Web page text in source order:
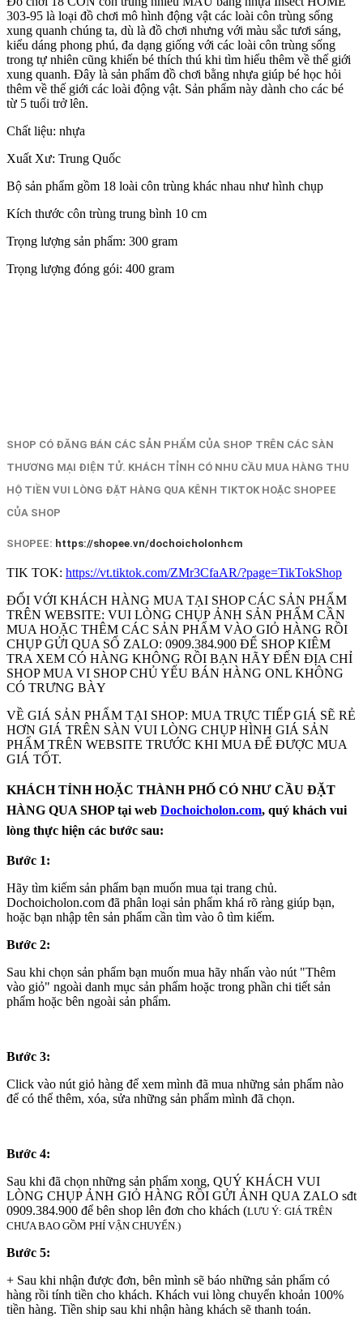
303-95 là loại đồ chơi mô hình động vật các loài côn trùng sống
xung quanh chúng ta, dù là đồ chơi nhưng với màu sắc tươi sáng,
kiểu dáng phong phú, đa dạng giống với các loài côn trùng sống
trong tự nhiên cũng khiến bé thích thú khi tìm hiểu thêm về thế giới
xung quanh. Đây là sản phẩm đồ chơi bằng nhựa giúp bé học hỏi
thêm về thế giới các loài động vật. Sản phẩm này dành cho các bé
từ 5 tuổi trở lên.
Chất liệu: nhựa
Xuất Xư: Trung Quốc
Bộ sản phẩm gồm 18 loài côn trùng khác nhau như hình chụp
Kích thước côn trùng trung bình 10 cm
Trọng lượng sản phẩm: 300 gram
Trọng lượng đóng gói: 400 gram
SHOP CÓ ĐĂNG BÁN CÁC SẢN PHẨM CỦA SHOP TRÊN CÁC SÀN
THƯƠNG MẠI ĐIỆN TỬ. KHÁCH TỈNH CÓ NHU CẦU MUA HÀNG THU
HỘ TIỀN VUI LÒNG ĐẶT HÀNG QUA KÊNH TIKTOK HOẶC SHOPEE
CỦA SHOP
SHOPEE: https://shopee.vn/dochoicholonhcm
TIK TOK: https://vt.tiktok.com/ZMr3CfaAR/?page=TikTokShop
ĐỐI VỚI KHÁCH HÀNG MUA TẠI SHOP CÁC SẢN PHẨM
TRÊN WEBSITE: VUI LÒNG CHỤP ẢNH SẢN PHẨM CẦN
MUA HOẶC THÊM CÁC SẢN PHẨM VÀO GIỎ HÀNG RỒI
CHỤP GỬI QUA SỐ ZALO: 0909.384.900 ĐỂ SHOP KIÊM
TRA XEM CÓ HÀNG KHÔNG RỒI BẠN HÃY ĐẾN ĐỊA CHỈ
SHOP MUA VI SHOP CHỦ YẾU BÁN HÀNG ONL KHÔNG
CÓ TRƯNG BÀY
VỀ GIÁ SẢN PHẨM TẠI SHOP: MUA TRỰC TIẾP GIÁ SẼ RẺ
HƠN GIÁ TRÊN SÀN VUI LÒNG CHỤP HÌNH GIÁ SẢN
PHẨM TRÊN WEBSITE TRƯỚC KHI MUA ĐẾ ĐƯỢC MUA
GIÁ TỐT.
KHÁCH TỈNH HOẶC THÀNH PHỐ CÓ NHƯ CẦU ĐẶT
HÀNG QUA SHOP tại web Dochoicholon.com, quý khách vui
lòng thực hiện các bước sau:
Bước 1:
Hãy tìm kiếm sản phẩm bạn muốn mua tại trang chủ.
Dochoicholon.com đã phân loại sản phẩm khá rõ ràng giúp bạn,
hoặc bạn nhập tên sản phẩm cần tìm vào ô tìm kiếm.
Bước 2:
Sau khi chọn sản phẩm bạn muốn mua hãy nhấn vào nút "Thêm
vào giỏ" ngoài danh mục sản phẩm hoặc trong phần chi tiết sản
phẩm hoặc bên ngoài sản phẩm.
Bước 3:
Click vào nút giỏ hàng để xem mình đã mua những sản phẩm nào
để có thể thêm, xóa, sửa những sản phẩm mình đã chọn.
Bước 4:
Sau khi đã chọn những sản phẩm xong, QUÝ KHÁCH VUI
LÒNG CHỤP ẢNH GIỎ HÀNG RỒI GỬI ẢNH QUA ZALO sđt
0909.384.900 để bên shop lên đơn cho khách (LƯU Ý: GIÁ TRÊN
CHƯA BAO GỒM PHÍ VẬN CHUYỂN.)
Bước 5:
+ Sau khi nhận được đơn, bên mình sẽ báo những sản phẩm có
hàng rồi tính tiền cho khách. Khách vui lòng chuyển khoản 100%
tiền hàng. Tiền ship sau khi nhận hàng khách sẽ thanh toán.